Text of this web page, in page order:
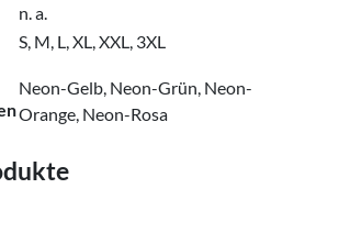
n. a.
S, M, L, XL, XXL, 3XL
Neon-Gelb, Neon-Grün, Neon-
Orange, Neon-Rosa